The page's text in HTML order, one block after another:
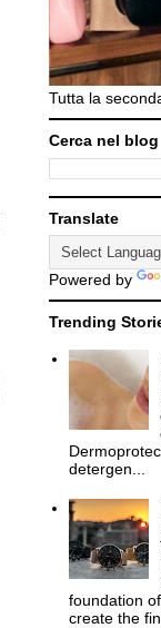
Tutta la
Cerca nel blog
Translate
Powered by
Trending
detergen...
foundation
create the